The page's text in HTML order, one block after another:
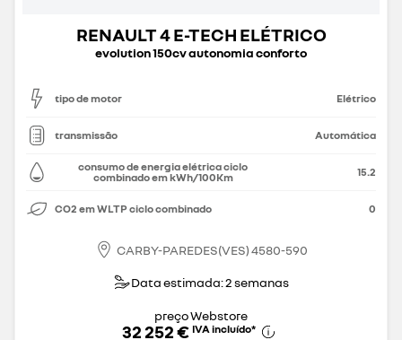
RENAULT 4 E-TECH ELÉTRICO
evolution 150cv autonomia conforto
tipo de motor Elétrico
transmissão Automática
consumo de energia elétrica ciclo
combinado em kWh/100Km
15.2
CO2 em WLTP ciclo combinado 0
CARBY-PAREDES(VES) 4580-590
Data estimada: 2 semanas
preço Webstore
32 252 € IVA incluído*